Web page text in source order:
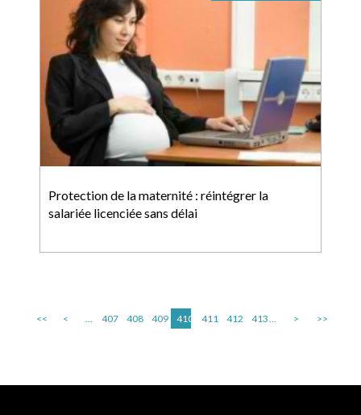
Protection de la maternité : réintégrer la
salariée licenciée sans délai
<< < ... 407 408 409 410 411 412 413... > >>